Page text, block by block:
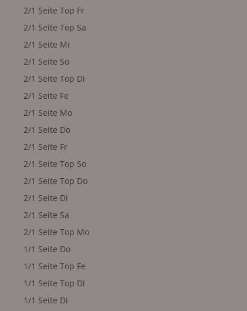
2/1 Seite Top Fr
2/1 Seite Top Sa
2/1 Seite Mi
2/1 Seite So
2/1 Seite Top Di
2/1 Seite Fe
2/1 Seite Mo
2/1 Seite Do
2/1 Seite Fr
2/1 Seite Top So
2/1 Seite Top Do
2/1 Seite Di
2/1 Seite Sa
2/1 Seite Top Mo
1/1 Seite Do
1/1 Seite Top Fe
1/1 Seite Top Di
1/1 Seite Di